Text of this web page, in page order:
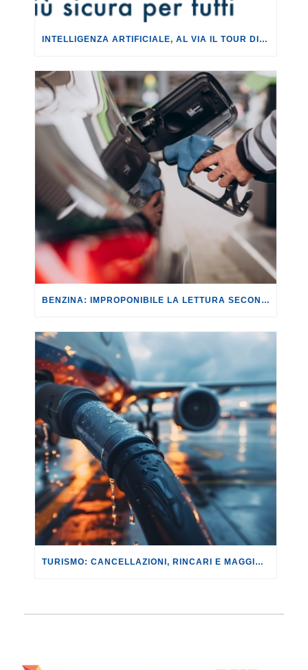
INTELLIGENZA ARTIFICIALE, AL VIA IL TOUR DI EVENTI DEL PROGETTO TU CHE NE SAI?
BENZINA: IMPROPONIBILE LA LETTURA SECONDO CUI PROROGARE IL TAGLIO DELLE ACCISE SIGNIFICA TASSARE TUTTI I CITTADINI.
TURISMO: CANCELLAZIONI, RINCARI E MAGGIORAZIONI DI VOLI E PRENOTAZIONI.